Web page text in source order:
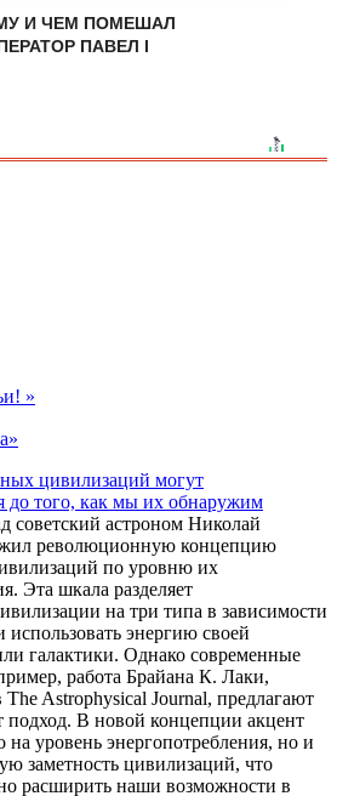
И ЧЕМ ПОМЕШАЛ
ПАВЕЛ I
»
цивилизаций могут
до того, как мы их обнаружим
советский астроном Николай
революционную концепцию
по уровню их
Эта шкала разделяет
на три типа в зависимости
использовать энергию своей
галактики. Однако современные
работа Брайана К. Лаки,
The Astrophysical Journal, предлагают
подход. В новой концепции акцент
на уровень энергопотребления, но и
заметность цивилизаций, что
расширить наши возможности в